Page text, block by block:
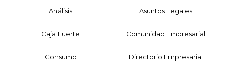
Análisis Asuntos Legales
Caja Fuerte Comunidad Empresarial
Consumo Directorio Empresarial